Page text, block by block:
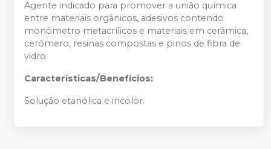
Agente indicado para promover a união química
entre materiais orgânicos, adesivos contendo
monômetro metacrílicos e materiais em cerâmica,
cerômero, resinas compostas e pinos de fibra de
vidro.
Características/Benefícios:
Solução etanólica e incolor.